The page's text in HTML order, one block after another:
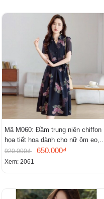
Mã M060: Đầm trung niên chiffon
họa tiết hoa dành cho nữ ôm eo,
cổ chữ V, đầm midi tay ngắn thanh
lịch.
920.000₫ 650.000₫
Xem: 2061